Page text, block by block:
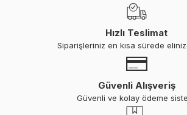
Hızlı Teslimat
Siparişleriniz en kısa sürede
Güvenli Alışveriş
Güvenli ve kolay ödeme